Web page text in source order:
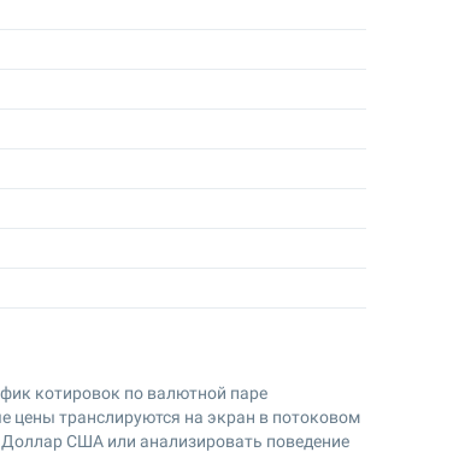
котировок по валютной паре
транслируются на экран в потоковом
США или анализировать поведение